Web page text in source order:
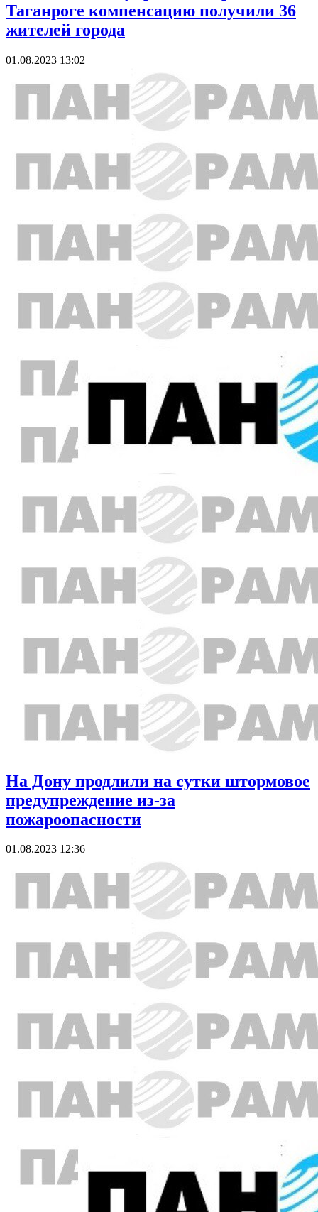
Таганроге компенсацию получили 36
жителей города
01.08.2023 13:02
На Дону продлили на сутки штормовое
предупреждение из-за
пожароопасности
01.08.2023 12:36